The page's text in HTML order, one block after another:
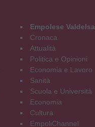
Empolese Valdelsa
Cronaca
Attualità
Politica e Opinioni
Economia e Lavoro
Sanità
Scuola e Università
Economia
Cultura
EmpoliChannel